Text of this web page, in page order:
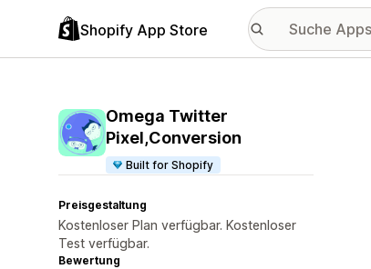
Shopify App Store
Omega Twitter
Pixel,Conversion
Built for Shopify
Preisgestaltung
Kostenloser Plan verfügbar. Kostenloser
Test verfügbar.
Bewertung